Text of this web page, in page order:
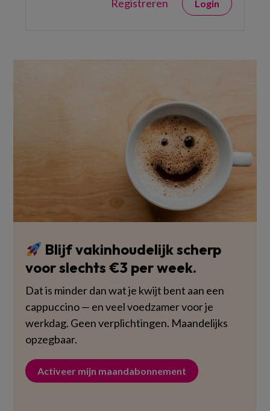
Registreren Login
Blijf vakinhoudelijk scherp
voor slechts €3 per week.
Dat is minder dan wat je kwijt bent aan een
cappuccino — en veel voedzamer voor je
werkdag. Geen verplichtingen. Maandelijks
opzegbaar.
Activeer mijn maandabonnement